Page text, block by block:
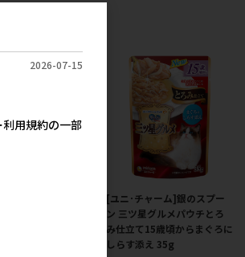
[ユニ･チャーム]銀のスプー
ン 三ツ星グルメパウチとろ
み仕立て15歳頃からまぐろに
しらす添え 35g
2026-07-15
用規約の一部